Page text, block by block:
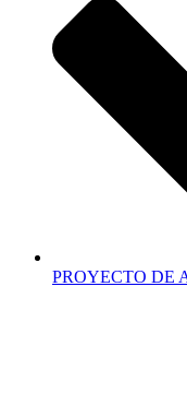
PROYECTO DE